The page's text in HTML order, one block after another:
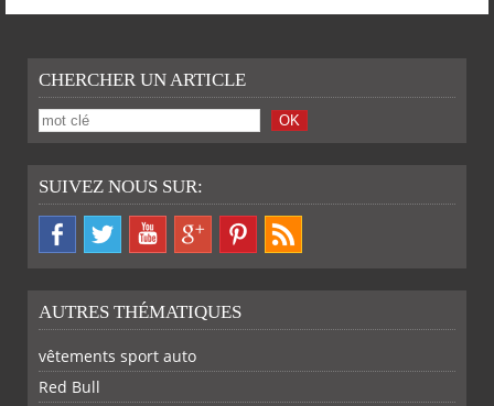
CHERCHER UN ARTICLE
SUIVEZ NOUS SUR:
AUTRES THÉMATIQUES
vêtements sport auto
Red Bull